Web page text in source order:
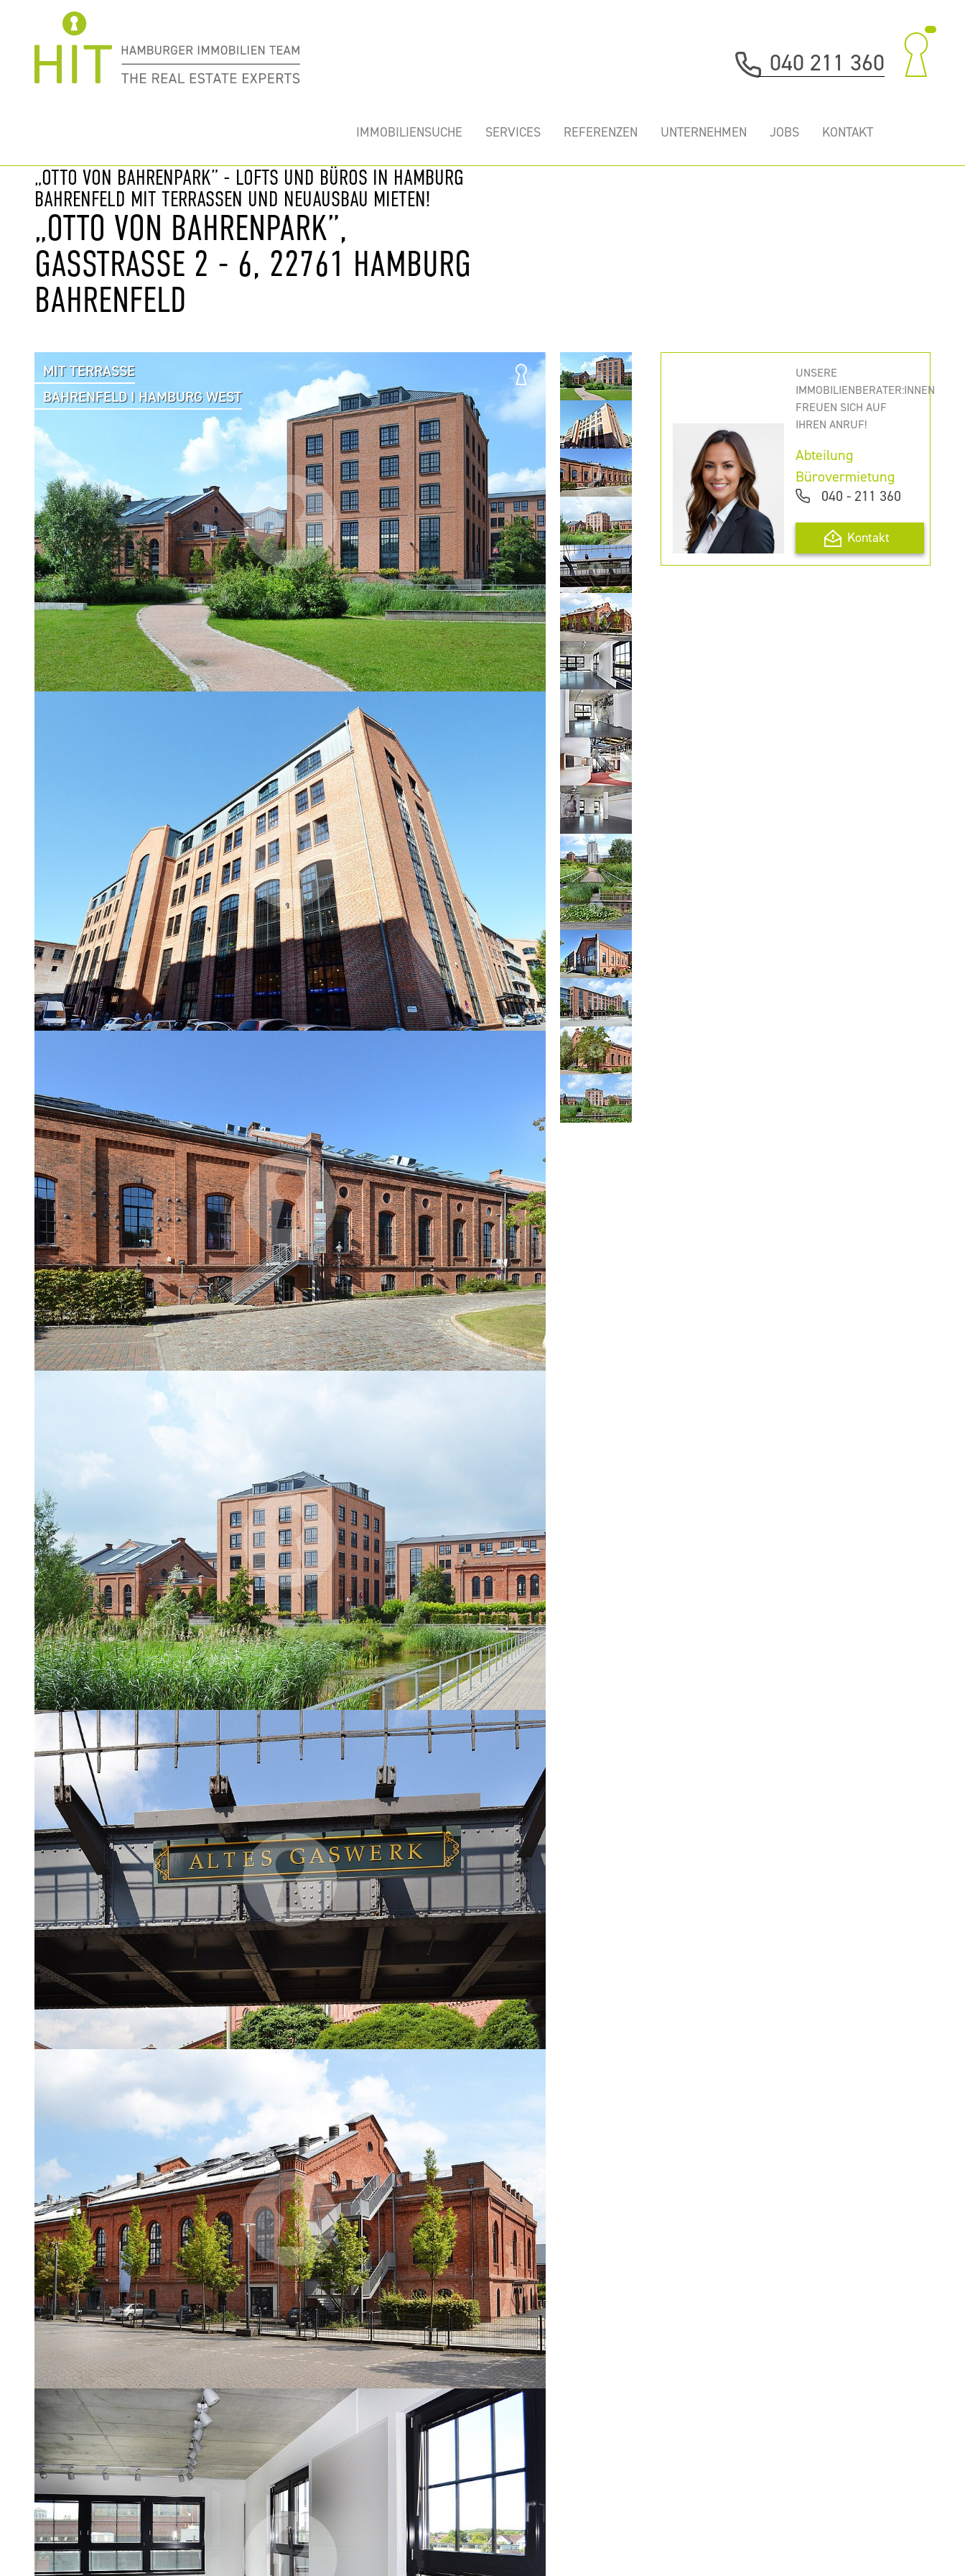
040 211 360
IMMOBILIENSUCHE SERVICES REFERENZEN UNTERNEHMEN JOBS KONTAKT
„OTTO VON BAHRENPARK” - LOFTS UND BÜROS IN HAMBURG
BAHRENFELD MIT TERRASSEN UND NEUAUSBAU MIETEN!
„OTTO VON BAHRENPARK”,
GASSTRASSE 2 - 6, 22761 HAMBURG B
AHRENFELD
MIT TERRASSE
BAHRENFELD I HAMBURG WEST
UNSERE
IMMOBILIENBERATER:INNEN
FREUEN SICH AUF
IHREN ANRUF!
Abteilung
Bürovermietung
040 - 211 360
Kontakt